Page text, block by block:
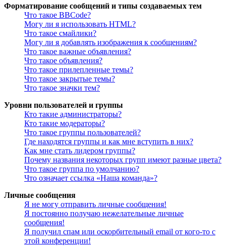
Форматирование сообщений и типы создаваемых тем
Что такое BBCode?
Могу ли я использовать HTML?
Что такое смайлики?
Могу ли я добавлять изображения к сообщениям?
Что такое важные объявления?
Что такое объявления?
Что такое прилепленные темы?
Что такое закрытые темы?
Что такое значки тем?
Уровни пользователей и группы
Кто такие администраторы?
Кто такие модераторы?
Что такое группы пользователей?
Где находятся группы и как мне вступить в них?
Как мне стать лидером группы?
Почему названия некоторых групп имеют разные цвета?
Что такое группа по умолчанию?
Что означает ссылка «Наша команда»?
Личные сообщения
Я не могу отправить личные сообщения!
Я постоянно получаю нежелательные личные
сообщения!
Я получил спам или оскорбительный email от кого-то с
этой конференции!